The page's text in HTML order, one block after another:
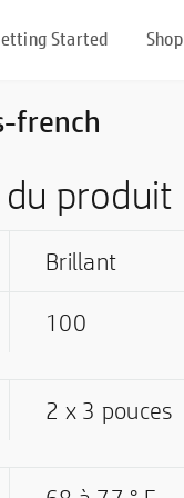
Started Shop
french
produit
Brillant
100
2 x 3 pouces